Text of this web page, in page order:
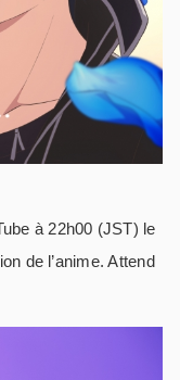
à 22h00 (JST) le
de l’anime. Attend